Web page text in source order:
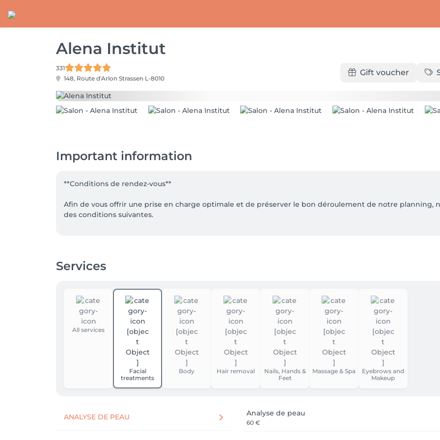
Alena Institut
331
148, Route d'Arlon Strassen L-8010
Gift voucher
Important information
**Conditions de rendez-vous**
Afin de vous offrir une prise en charge optimale et de préserver le bon déroulement de notre planning,
des conditions suivantes.
Pour tout retard supérieur à 15 minutes, nous pourrons être amenées à annuler le rendez-vous selon la
**Modification ou annulation**
Toute demande de modification ou d’annulation doit nous parvenir au moins 24 heures avant le rendez-
Passé ce délai, la prestation réservée pourra être facturée.
**Absence au rendez-vous**
Après deux rendez-vous consécutifs non honorés, l’institut se réserve la possibilité de ne plus accepter
**Utilisation des bons cadeaux**
Services
All services
Facial
treatments
Body Hair removal
Nails, Hands &
Feet
Massage & Spa
Eyebrows and
Makeup
ANALYSE DE PEAU Analyse de peau
60 €